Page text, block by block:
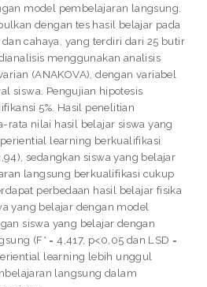
model pembelajaran langsung.
dengan tes hasil belajar pada
cahaya, yang terdiri dari 25 butir
menggunakan analisis
(ANAKOVA), dengan variabel
siswa. Pengujian hipotesis
5%. Hasil penelitian
rata nilai hasil belajar siswa yang
learning berkualifikasi
sedangkan siswa yang belajar
langsung berkualifikasi cukup
perbedaan hasil belajar fisika
yang belajar dengan model
siswa yang belajar dengan
(F* = 4,417, p<0,05 dan LSD =
learning lebih unggul
langsung dalam